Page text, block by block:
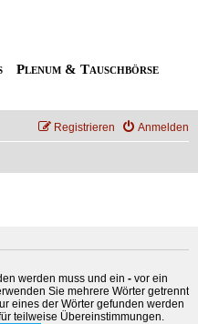
Plenum & Tauschbörse
Anmelden
Registrieren
werden muss und ein - vor ein
Sie mehrere Wörter getrennt
eines der Wörter gefunden werden
teilweise Übereinstimmungen.